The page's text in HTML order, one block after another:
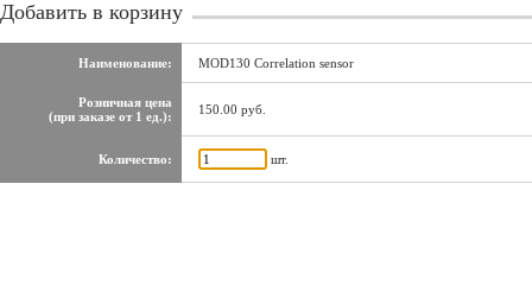
Добавить в корзину
Наименование: MOD130 Correlation sensor
Розничная цена
(при заказе от 1 ед.):
150.00 руб.
Количество: шт.